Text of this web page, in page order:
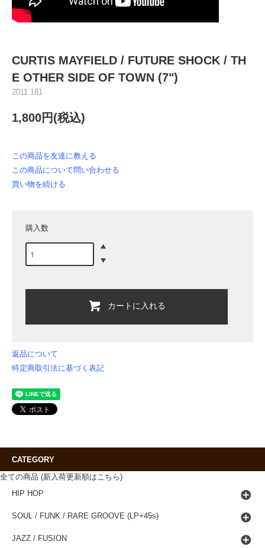
CURTIS MAYFIELD ‎/ FUTURE SHOCK / TH
E OTHER SIDE OF TOWN (7")
2011 181
1,800円(税込)
この商品を友達に教える
この商品について問い合わせる
買い物を続ける
購入数
カートに入れる
返品について
特定商取引法に基づく表記
CATEGORY
全ての商品 (新入荷更新順はこちら)
HIP HOP
SOUL / FUNK / RARE GROOVE (LP+45s)
JAZZ / FUSION